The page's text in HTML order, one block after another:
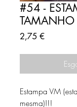
#54 -
TAMANHO
2,75 €Preço
Estampa VM
mesma)!!!